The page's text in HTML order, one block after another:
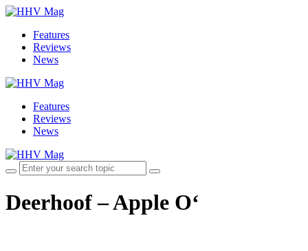
Features
Reviews
News
Features
Reviews
News
Deerhoof – Apple O‘